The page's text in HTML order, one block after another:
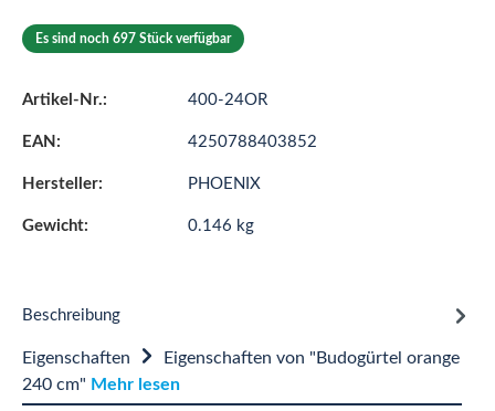
Es sind noch 697 Stück verfügbar
Artikel-Nr.: 400-24OR
EAN: 4250788403852
Hersteller: PHOENIX
Gewicht: 0.146 kg
Beschreibung
Eigenschaften
Eigenschaften von "Budogürtel orange
240 cm" Mehr lesen